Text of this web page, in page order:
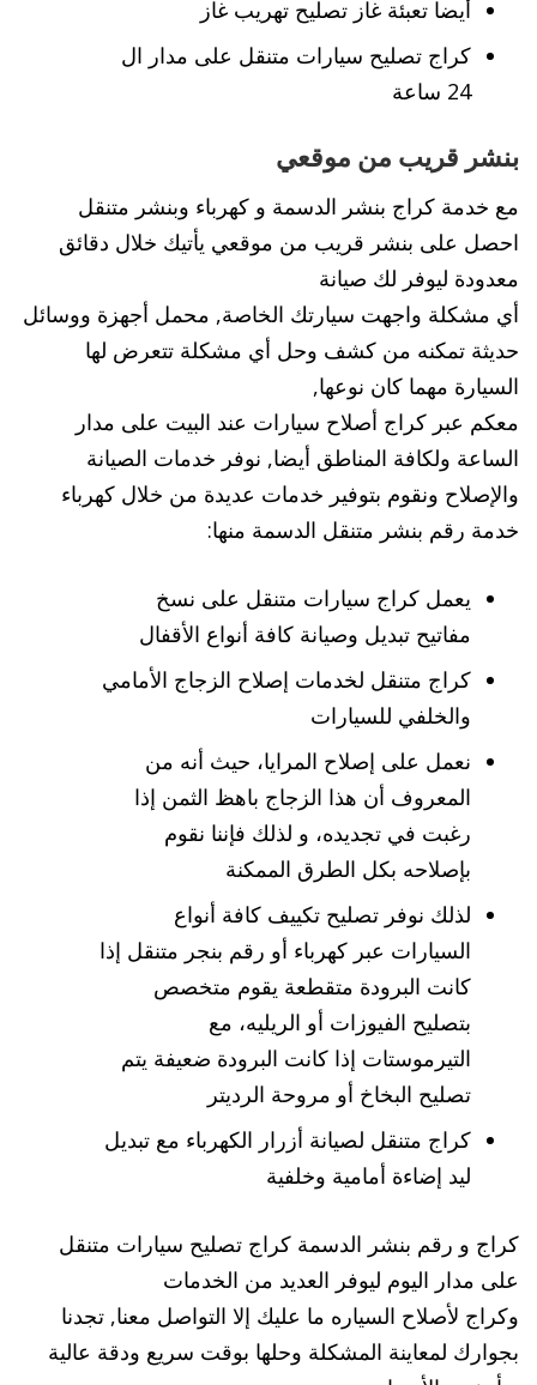
أيضا تعبئة غاز تصليح تهريب غاز
كراج تصليح سيارات متنقل على مدار ال
24 ساعة
بنشر قريب من موقعي
مع خدمة كراج بنشر الدسمة و كهرباء وبنشر متنقل
احصل على بنشر قريب من موقعي يأتيك خلال دقائق
معدودة ليوفر لك صيانة
أي مشكلة واجهت سيارتك الخاصة, محمل أجهزة ووسائل
حديثة تمكنه من كشف وحل أي مشكلة تتعرض لها
السيارة مهما كان نوعها,
معكم عبر كراج أصلاح سيارات عند البيت على مدار
الساعة ولكافة المناطق أيضا, نوفر خدمات الصيانة
والإصلاح ونقوم بتوفير خدمات عديدة من خلال كهرباء
خدمة رقم بنشر متنقل الدسمة منها:
يعمل كراج سيارات متنقل على نسخ
مفاتيح تبديل وصيانة كافة أنواع الأقفال
كراج متنقل لخدمات إصلاح الزجاج الأمامي
والخلفي للسيارات
نعمل على إصلاح المرايا، حيث أنه من
المعروف أن هذا الزجاج باهظ الثمن إذا
رغبت في تجديده، و لذلك فإننا نقوم
بإصلاحه بكل الطرق الممكنة
لذلك نوفر تصليح تكييف كافة أنواع
السيارات عبر كهرباء أو رقم بنجر متنقل إذا
كانت البرودة متقطعة يقوم متخصص
بتصليح الفيوزات أو الريليه، مع
التيرموستات إذا كانت البرودة ضعيفة يتم
تصليح البخاخ أو مروحة الرديتر
كراج متنقل لصيانة أزرار الكهرباء مع تبديل
ليد إضاءة أمامية وخلفية
كراج و رقم بنشر الدسمة كراج تصليح سيارات متنقل
على مدار اليوم ليوفر العديد من الخدمات
وكراج لأصلاح السياره ما عليك إلا التواصل معنا, تجدنا
بجوارك لمعاينة المشكلة وحلها بوقت سريع ودقة عالية